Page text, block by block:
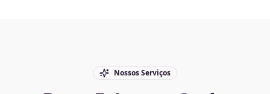
Nossos Serviços